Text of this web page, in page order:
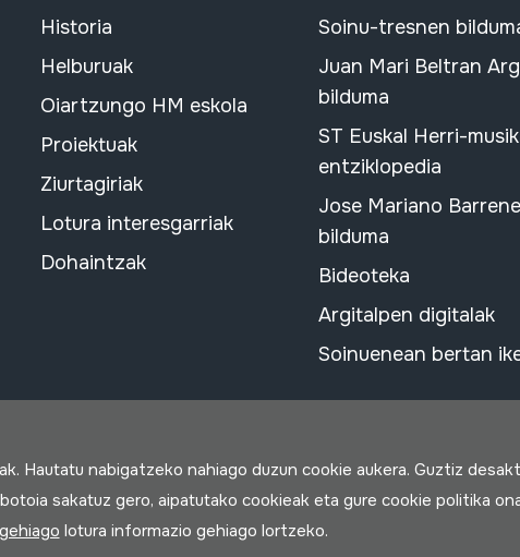
Historia
Helburuak
Oiartzungo HM eskola
Proiektuak
Ziurtagiriak
Lotura interesgarriak
Dohaintzak
Soinu-tresnen
Juan Mari Beltran
bilduma
ST Euskal Herri-
entziklopedia
Jose Mariano
bilduma
Bideoteka
Argitalpen digitalak
Soinuenean bertan
Hautatu nabigatzeko nahiago duzun cookie aukera. Guztiz
sakatuz gero, aipatutako cookieak eta gure cookie politika
gehiago lotura informazio gehiago lortzeko.